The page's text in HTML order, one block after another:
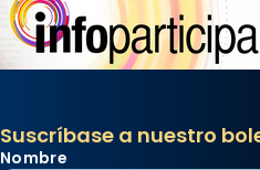
Suscríbase a nuestro
Nombre